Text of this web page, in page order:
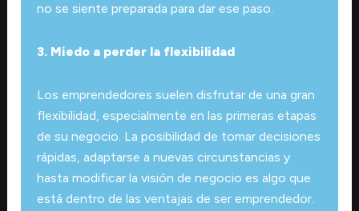
no se siente preparada para dar ese paso.
3. Miedo a perder la flexibilidad
Los emprendedores suelen disfrutar de una gran
flexibilidad, especialmente en las primeras etapas
de su negocio. La posibilidad de tomar decisiones
rápidas, adaptarse a nuevas circunstancias y
hasta modificar la visión de negocio es algo que
está dentro de las ventajas de ser emprendedor.